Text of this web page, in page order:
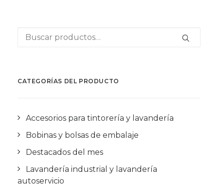
Buscar
CATEGORÍAS DEL PRODUCTO
Accesorios para tintorería y lavandería
Bobinas y bolsas de embalaje
Destacados del mes
Lavandería industrial y lavandería
autoservicio